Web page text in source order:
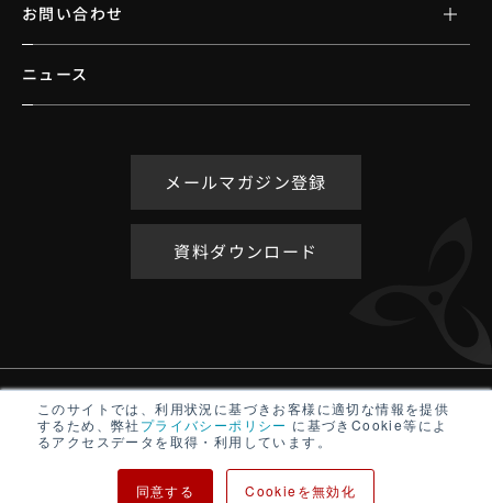
このサイトでは、利用状況に基づきお客様に適切な情報を提供
するため、弊社 プライバシーポリシー に基づきCookie等によ
るアクセスデータを取得・利用しています。
同意する Cookieを無効化
お問い合わせ
ニュース
メールマガジン登録
資料ダウンロード
アクセシビリティポリシー
サイトマップ
プライバシーポリシー